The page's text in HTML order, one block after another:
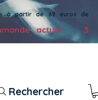
à partir de 69 euros de
actuel : 3
Rechercher